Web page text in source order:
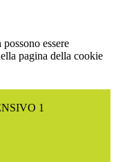
essere
pagina della cookie
1